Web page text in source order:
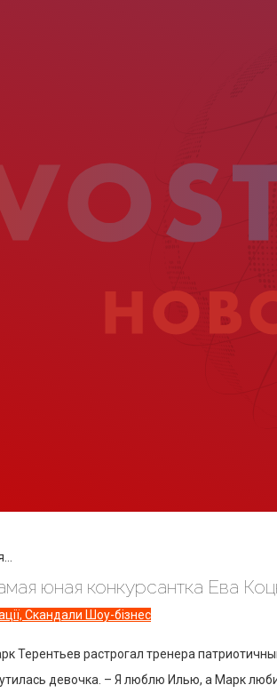
юная конкурсантка Ева
Скандали Шоу-бізнес
Терентьев растрогал тренера
девочка. – Я люблю Илью, а Марк